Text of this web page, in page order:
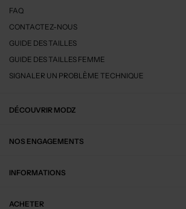
FAQ
CONTACTEZ-NOUS
GUIDE DES TAILLES
GUIDE DES TAILLES FEMME
SIGNALER UN PROBLÈME TECHNIQUE
DÉCOUVRIR MODZ
NOS ENGAGEMENTS
INFORMATIONS
ACHETER